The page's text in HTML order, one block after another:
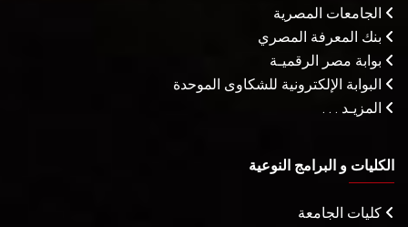
الجامعات المصرية
بنك المعرفة المصري
بوابة مصر الرقميـة
البوابة الإلكترونية للشكاوى الموحدة
المزيـد . . .
الكليات و البرامج النوعية
كليات الجامعة